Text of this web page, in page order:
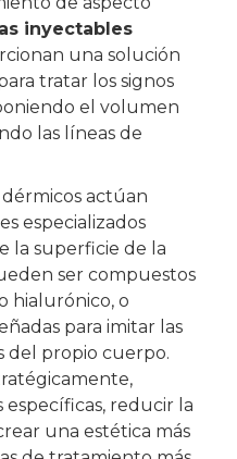
inyectables
una solución
tratar los signos
el volumen
las líneas de
dérmicos actúan
especializados
la superficie de la
ser compuestos
hialurónico, o
para imitar las
del propio cuerpo.
reducir la
una estética más